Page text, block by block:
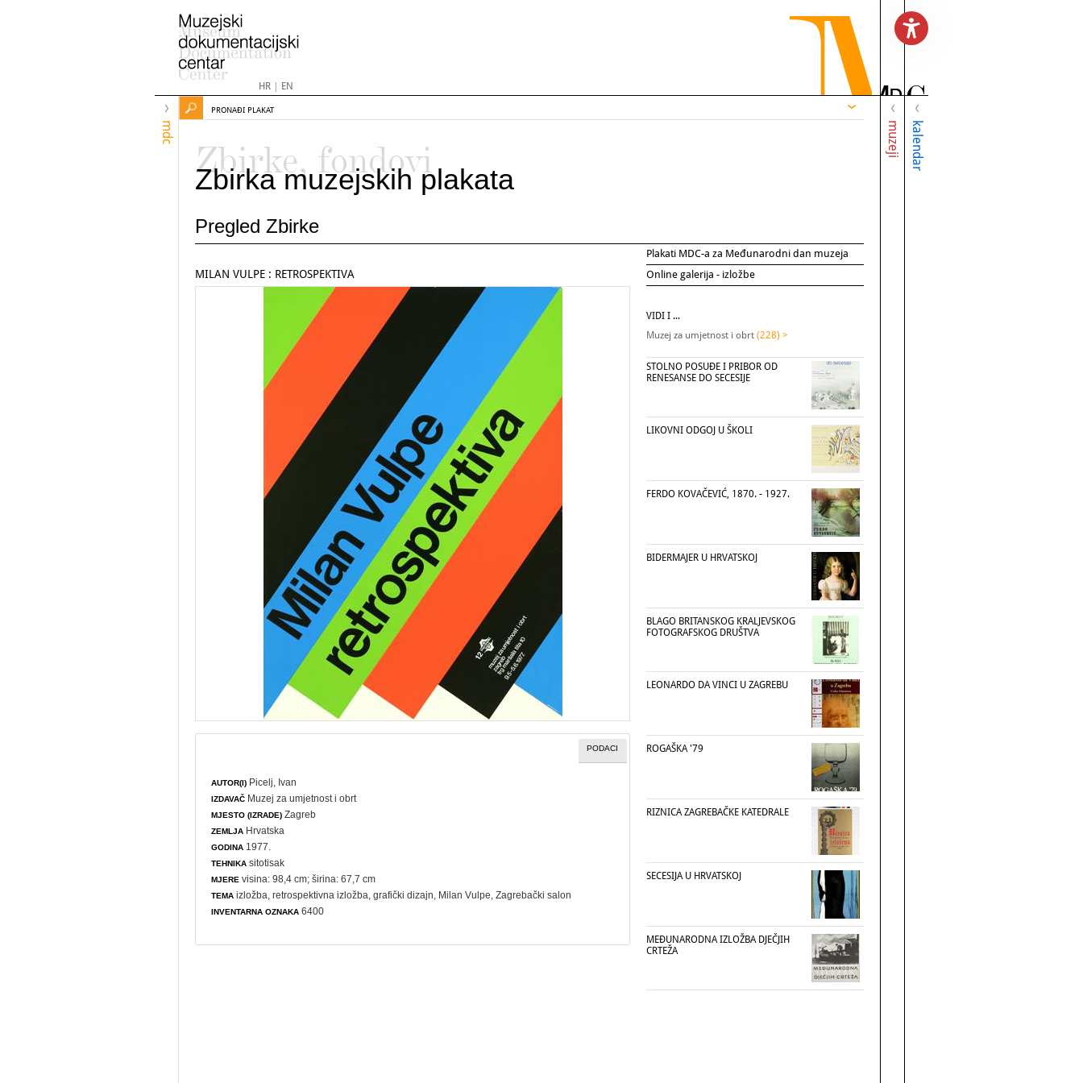
HR| EN
mdc muzeji kalendar
PRONAĐI PLAKAT
Zbirke, fondovi
Zbirka muzejskih plakata
Pregled Zbirke
Plakati MDC-a za Međunarodni dan muzeja
Online galerija - izložbe
MILAN VULPE : RETROSPEKTIVA
PODACI
AUTOR(I) Picelj, Ivan
IZDAVAČ Muzej za umjetnost i obrt
MJESTO (IZRADE) Zagreb
ZEMLJA Hrvatska
GODINA 1977.
TEHNIKA sitotisak
MJERE visina: 98,4 cm; širina: 67,7 cm
TEMA izložba ,retrospektivna izložba ,grafički dizajn , Milan Vulpe, Zagrebački salon
INVENTARNA OZNAKA 6400
VIDI I ...
Muzej za umjetnost i obrt (228) >
STOLNO POSUĐE I PRIBOR OD
RENESANSE DO SECESIJE
LIKOVNI ODGOJ U ŠKOLI
FERDO KOVAČEVIĆ, 1870. - 1927.
BIDERMAJER U HRVATSKOJ
BLAGO BRITANSKOG KRALJEVSKOG
FOTOGRAFSKOG DRUŠTVA
LEONARDO DA VINCI U ZAGREBU
ROGAŠKA '79
RIZNICA ZAGREBAČKE KATEDRALE
SECESIJA U HRVATSKOJ
MEĐUNARODNA IZLOŽBA DJEČJIH
CRTEŽA